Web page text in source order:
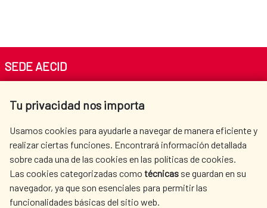
Tu privacidad nos importa
Usamos cookies para ayudarle a navegar de manera eficiente y
realizar ciertas funciones. Encontrará información detallada
sobre cada una de las cookies en las políticas de cookies.
Las cookies categorizadas como técnicas se guardan en su
navegador, ya que son esenciales para permitir las
funcionalidades básicas del sitio web.
SEDE AECID
Tel. +34 900 20 30 54​​​​​​​
AECID
WHERE DO WE COOPERATE?
SPANISH HUMANITARIAN
ACTION
PRESS ROOM